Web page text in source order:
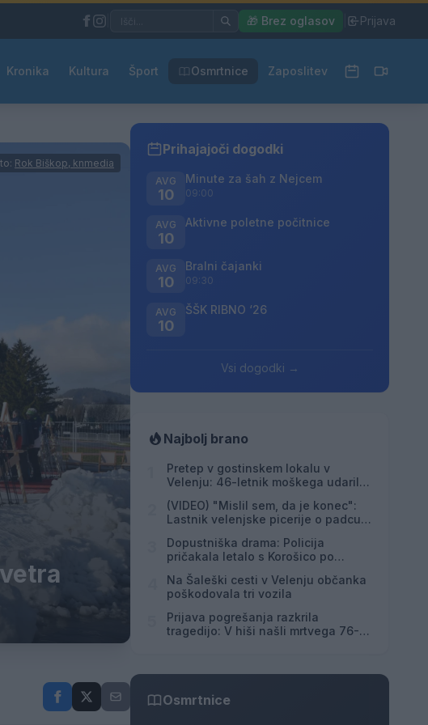
🎁 Brez oglasov Prijava
Kronika Kultura Šport Osmrtnice Zaposlitev
Rok Biškop, knmedia
Prihajajoči dogodki
AVG
10
Minute za šah z Nejcem
09:00
AVG
10
Aktivne poletne počitnice
AVG
10
Bralni čajanki
09:30
AVG
10
ŠŠK RIBNO ‘26
Vsi dogodki →
Najbolj brano
Pretep v gostinskem lokalu v
Velenju: 46-letnik moškega udaril s
(VIDEO) "Mislil sem, da je konec":
Lastnik velenjske picerije o padcu s
Dopustniška drama: Policija
pričakala letalo s Korošico po
Na Šaleški cesti v Velenju občanka
poškodovala tri vozila
Prijava pogrešanja razkrila
tragedijo: V hiši našli mrtvega 76-
Osmrtnice